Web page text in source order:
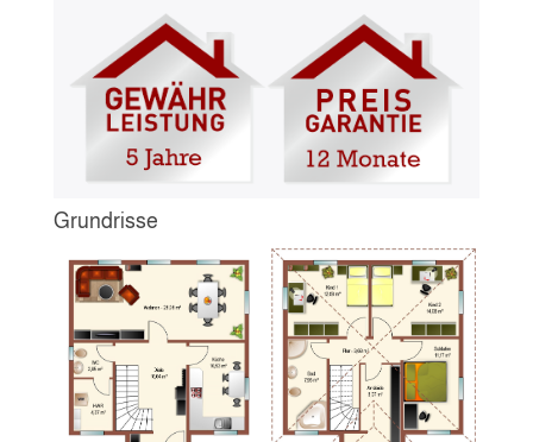
Grundrisse